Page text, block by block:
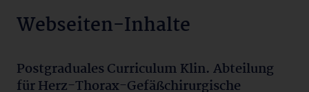
Webseiten-Inhalte
Postgraduales Curriculum Klin. Abteilung
für Herz-Thorax-Gefäßchirurgische